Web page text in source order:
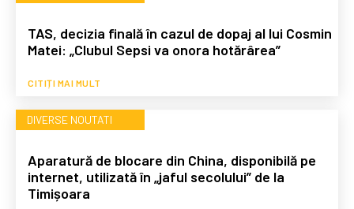
TAS, decizia finală în cazul de dopaj al lui Cosmin
Matei: „Clubul Sepsi va onora hotărârea”
CITIȚI MAI MULT
DIVERSE NOUTATI
Aparatură de blocare din China, disponibilă pe
internet, utilizată în „jaful secolului” de la
Timișoara